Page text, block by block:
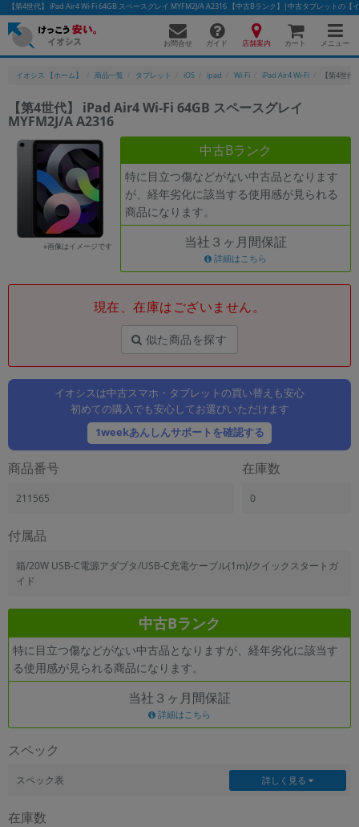
【第4世代】 iPad Air4 Wi-Fi 64GB スペースグレイ MYFM2J/A A2316 【中古Bランク】|中古タブレットの【
お問合せ ガイド 店舗案内 カート メニュー
イオシス 【ホーム】 商品一覧 タブレット iOS ipad Wi-Fi iPad Air4 Wi-Fi 【第4世
【第4世代】 iPad Air4 Wi-Fi 64GB スペースグレイ
MYFM2J/A A2316
※画像はイメージです
中古Bランク
特に目立つ傷などがない中古品となります
が、経年劣化に該当する使用感が見られる
商品になります。
当社３ヶ月間保証
詳細はこちら
現在、在庫はございません。
似た商品を探す
イオシスは中古スマホ・タブレットの買い替えも安心
初めての購入でも安心してお選びいただけます
1weekあんしんサポートを確認する
商品番号
211565
在庫数
0
付属品
箱/20W USB-C電源アダプタ/USB-C充電ケーブル(1m)/クイックスタートガ
イド
中古Bランク
特に目立つ傷などがない中古品となりますが、経年劣化に該当す
る使用感が見られる商品になります。
当社３ヶ月間保証
詳細はこちら
スペック
スペック表 詳しく見る
在庫数
かんたんパソコン検索に切り替える
フリーワード
除外ワード
人気の検索ワード： Let's note
「スマートフォン」「タブレット」など
メーカー
製造、販売メーカーの絞り込み
機能・特徴
商品の搭載機能による絞り込み
商品状態の絞り込み
「新品」「未使用」「中古」など
OS
OSの絞り込み
容量